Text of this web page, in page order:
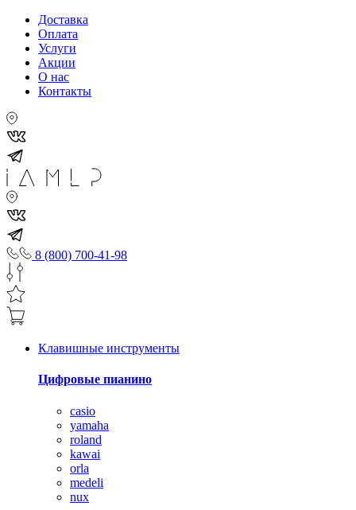
Доставка
Оплата
Услуги
Акции
О нас
Контакты
8 (800) 700-41-98
Клавишные инструменты
Цифровые пианино
casio
yamaha
roland
kawai
orla
medeli
nux